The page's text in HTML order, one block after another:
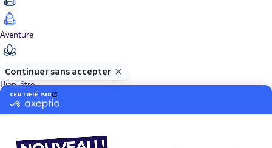
Aventure
Bien-être